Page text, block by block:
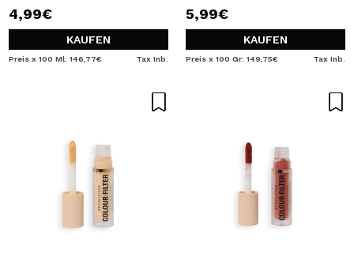
4,99€
KAUFEN
Preis x 100 Ml: 146,77€ Tax Inb.
5,99€
KAUFEN
Preis x 100 Gr: 149,75€ Tax Inb.